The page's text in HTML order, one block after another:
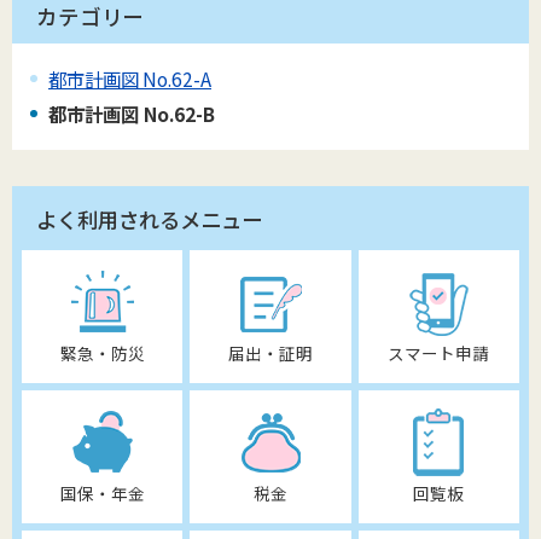
カテゴリー
都市計画図 No.62-A
都市計画図 No.62-B
よく利用されるメニュー
緊急・防災 届出・証明 スマート申請
国保・年金 税金 回覧板